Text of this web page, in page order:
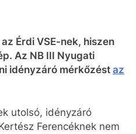
Érdi VSE-nek, hiszen
Az NB III Nyugati
idényzáró mérkőzést az
utolsó, idényzáró
Ferencéknek nem